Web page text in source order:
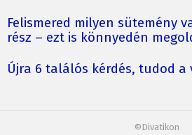
Felismered milyen sütemény
rész – ezt is könnyedén
Újra 6 találós kérdés, tudod a
©Divatikon